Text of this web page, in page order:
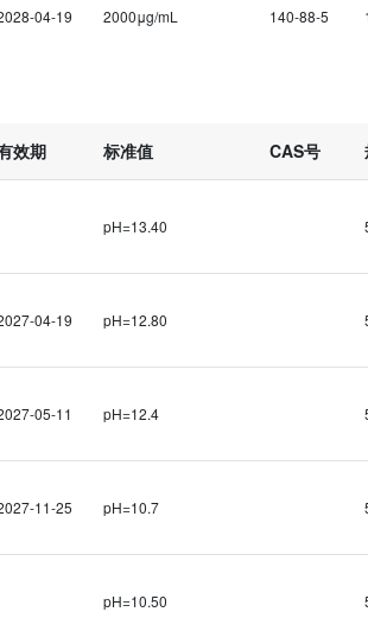
04-19 2000μg/mL 140-88-5
效期 标准值 CAS号
pH=13.40
04-19 pH=12.80
05-11 pH=12.4
11-25 pH=10.7
pH=10.50